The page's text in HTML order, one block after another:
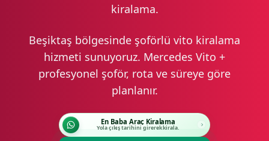
kiralama.
Beşiktaş bölgesinde şoförlü vito kiralama
hizmeti sunuyoruz. Mercedes Vito +
profesyonel şoför, rota ve süreye göre
planlanır.
En Baba Araç Kiralama
Yola çıkış tarihini girerek kirala.